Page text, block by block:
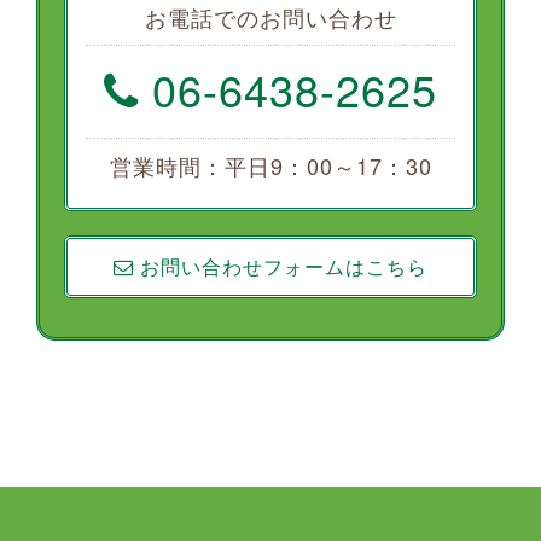
お電話でのお問い合わせ
06-6438-2625
営業時間：平日9：00～17：30
お問い合わせフォームはこちら